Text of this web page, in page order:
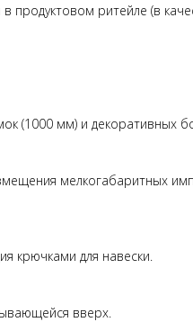
ритейле (в
(1000 мм) и декоративных
мелкогабаритных
крючками для навески.
вверх.